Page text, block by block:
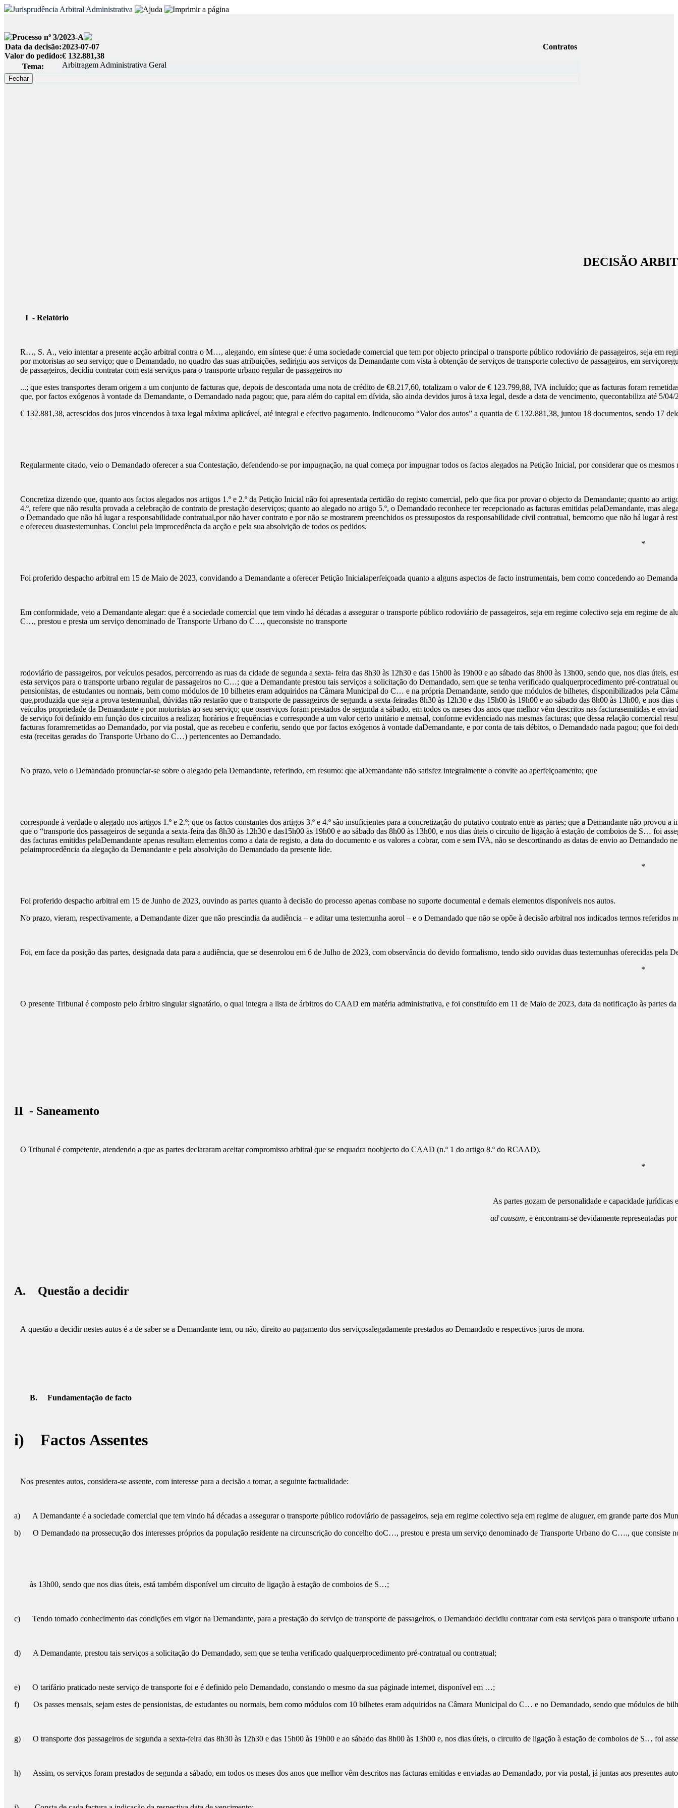
Jurisprudência Arbitral Administrativa
Processo nº 3/2023-A
Data da decisão:2023-07-07
Contratos
Valor do pedido:€ 132.881,38
Tema:
Arbitragem Administrativa Geral
DECISÃO
I- Relatório
R…, S. A., veio intentar a presente acção arbitral contra o M…, alegando, em síntese que: é uma sociedade comercial que tem por objecto principal o transporte público rodoviário de passageiros, seja em
por motoristas ao seu serviço; que o Demandado, no quadro das suas atribuições, sedirigiu aos serviços da Demandante com vista à obtenção de serviços de transporte colectivo de passageiros, em
de passageiros, decidiu contratar com esta serviços para o transporte urbano regular de passageiros no
...; que estes transportes deram origem a um conjunto de facturas que, depois de descontada uma nota de crédito de €8.217,60, totalizam o valor de € 123.799,88, IVA incluído; que as facturas foram
que, por factos exógenos à vontade da Demandante, o Demandado nada pagou; que, para além do capital em dívida, são ainda devidos juros à taxa legal, desde a data de vencimento, quecontabiliza até
€ 132.881,38, acrescidos dos juros vincendos à taxa legal máxima aplicável, até integral e efectivo pagamento. Indicoucomo “Valor dos autos” a quantia de € 132.881,38, juntou 18 documentos, sendo 17
Regularmente citado, veio o Demandado oferecer a sua Contestação, defendendo-se por impugnação, na qual começa por impugnar todos os factos alegados na Petição Inicial, por considerar que os
Concretiza dizendo que, quanto aos factos alegados nos artigos 1.º e 2.º da Petição Inicial não foi apresentada certidão do registo comercial, pelo que fica por provar o objecto da Demandante; quanto ao
4.º, refere que não resulta provada a celebração de contrato de prestação deserviços; quanto ao alegado no artigo 5.º, o Demandado reconhece ter recepcionado as facturas emitidas pelaDemandante,
o Demandado que não há lugar a responsabilidade contratual,por não haver contrato e por não se mostrarem preenchidos os pressupostos da responsabilidade civil contratual, bemcomo que não há lugar
e ofereceu duastestemunhas. Conclui pela improcedência da acção e pela sua absolvição de todos os pedidos.
*
Foi proferido despacho arbitral em 15 de Maio de 2023, convidando a Demandante a oferecer Petição Inicialaperfeiçoada quanto a alguns aspectos de facto instrumentais, bem como concedendo ao
Em conformidade, veio a Demandante alegar: que é a sociedade comercial que tem vindo há décadas a assegurar o transporte público rodoviário de passageiros, seja em regime colectivo seja em
C…, prestou e presta um serviço denominado de Transporte Urbano do C…, queconsiste no transporte
rodoviário de passageiros, por veículos pesados, percorrendo as ruas da cidade de segunda a sexta- feira das 8h30 às 12h30 e das 15h00 às 19h00 e ao sábado das 8h00 às 13h00, sendo que, nos dias
esta serviços para o transporte urbano regular de passageiros no C…; que a Demandante prestou tais serviços a solicitação do Demandado, sem que se tenha verificado qualquerprocedimento pré-
pensionistas, de estudantes ou normais, bem como módulos de 10 bilhetes eram adquiridos na Câmara Municipal do C… e na própria Demandante, sendo que módulos de bilhetes, disponibilizados pela
que,produzida que seja a prova testemunhal, dúvidas não restarão que o transporte de passageiros de segunda a sexta-feiradas 8h30 às 12h30 e das 15h00 às 19h00 e ao sábado das 8h00 às 13h00, e nos
veículos propriedade da Demandante e por motoristas ao seu serviço; que osserviços foram prestados de segunda a sábado, em todos os meses dos anos que melhor vêm descritos nas facturasemitidas e
de serviço foi definido em função dos circuitos a realizar, horários e frequências e corresponde a um valor certo unitário e mensal, conforme evidenciado nas mesmas facturas; que dessa relação comercial
facturas foramremetidas ao Demandado, por via postal, que as recebeu e conferiu, sendo que por factos exógenos à vontade daDemandante, e por conta de tais débitos, o Demandado nada pagou; que
esta (receitas geradas do Transporte Urbano do C…) pertencentes ao Demandado.
No prazo, veio o Demandado pronunciar-se sobre o alegado pela Demandante, referindo, em resumo: que aDemandante não satisfez integralmente o convite ao aperfeiçoamento; que
corresponde à verdade o alegado nos artigos 1.º e 2.º; que os factos constantes dos artigos 3.º e 4.º são insuficientes para a concretização do putativo contrato entre as partes; que a Demandante não
que o “transporte dos passageiros de segunda a sexta-feira das 8h30 às 12h30 e das15h00 às 19h00 e ao sábado das 8h00 às 13h00, e nos dias úteis o circuito de ligação à estação de comboios de S… foi
das facturas emitidas pelaDemandante apenas resultam elementos como a data de registo, a data do documento e os valores a cobrar, com e sem IVA, não se descortinando as datas de envio ao
pelaimprocedência da alegação da Demandante e pela absolvição do Demandado da presente lide.
*
Foi proferido despacho arbitral em 15 de Junho de 2023, ouvindo as partes quanto à decisão do processo apenas combase no suporte documental e demais elementos disponíveis nos autos.
No prazo, vieram, respectivamente, a Demandante dizer que não prescindia da audiência – e aditar uma testemunha aorol – e o Demandado que não se opõe à decisão arbitral nos indicados termos
Foi, em face da posição das partes, designada data para a audiência, que se desenrolou em 6 de Julho de 2023, com observância do devido formalismo, tendo sido ouvidas duas testemunhas oferecidas pela
*
O presente Tribunal é composto pelo árbitro singular signatário, o qual integra a lista de árbitros do CAAD em matéria administrativa, e foi constituído em 11 de Maio de 2023, data da notificação às partes
II - Saneamento
O Tribunal é competente, atendendo a que as partes declararam aceitar compromisso arbitral que se enquadra noobjecto do CAAD (n.º 1 do artigo 8.º do RCAAD).
*
As partes gozam de personalidade e capacidade
ad causam, e encontram-se devidamente representadas
A. Questão a decidir
A questão a decidir nestes autos é a de saber se a Demandante tem, ou não, direito ao pagamento dos serviçosalegadamente prestados ao Demandado e respectivos juros de mora.
B. Fundamentação de facto
i) Factos Assentes
Nos presentes autos, considera-se assente, com interesse para a decisão a tomar, a seguinte factualidade:
a) A Demandante é a sociedade comercial que tem vindo há décadas a assegurar o transporte público rodoviário de passageiros, seja em regime colectivo seja em regime de aluguer, em grande parte dos
b) O Demandado na prossecução dos interesses próprios da população residente na circunscrição do concelho doC…, prestou e presta um serviço denominado de Transporte Urbano do C…., que consiste
às 13h00, sendo que nos dias úteis, está também disponível um circuito de ligação à estação de comboios de S…;
c) Tendo tomado conhecimento das condições em vigor na Demandante, para a prestação do serviço de transporte de passageiros, o Demandado decidiu contratar com esta serviços para o transporte
d) A Demandante, prestou tais serviços a solicitação do Demandado, sem que se tenha verificado qualquerprocedimento pré-contratual ou contratual;
e) O tarifário praticado neste serviço de transporte foi e é definido pelo Demandado, constando o mesmo da sua páginade internet, disponível em …;
f) Os passes mensais, sejam estes de pensionistas, de estudantes ou normais, bem como módulos com 10 bilhetes eram adquiridos na Câmara Municipal do C… e no Demandado, sendo que módulos
g) O transporte dos passageiros de segunda a sexta-feira das 8h30 às 12h30 e das 15h00 às 19h00 e ao sábado das 8h00 às 13h00 e, nos dias úteis, o circuito de ligação à estação de comboios de S… foi
h) Assim, os serviços foram prestados de segunda a sábado, em todos os meses dos anos que melhor vêm descritos nas facturas emitidas e enviadas ao Demandado, por via postal, já juntas aos presentes